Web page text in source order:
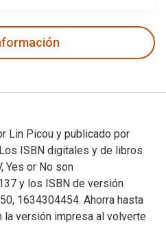
Lin Picou y publicado por
ISBN digitales y de libros
Yes or No son
y los ISBN de versión
1634304454. Ahorra hasta
la versión impresa al volverte